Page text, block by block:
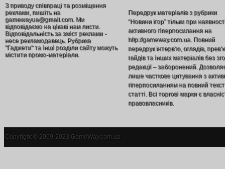
З приводу співпраці та розміщення
реклами, пишіть на
gamewayua@gmail.com. Ми
відповідаємо на цікаві нам листи.
Відповідальність за зміст реклами -
несе рекламодавець. Рубрика
"Гаджети" та інші розділи сайту можуть
містити промо-матеріали.
Передрук матеріалів з рубрики
“Новини ігор” тільки при
активного гіперпосилання на
http://gameway.com.ua. Повний
передрук інтерв’ю, оглядів,
гайдів та інших матеріалів без
редакції – заборонений.
лише часткове цитування з
гіперпосиланням на повний текст
статті. Всі торгові марки є
правовласників.
Copyright © 2009-2023 GameWay.com.ua